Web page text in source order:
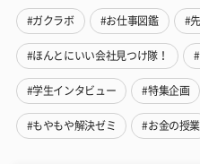
#ガクラボ #お仕事図鑑 #
#ほんとにいい会社見つけ隊！
#学生インタビュー #特集企画
#もやもや解決ゼミ #お金の授業